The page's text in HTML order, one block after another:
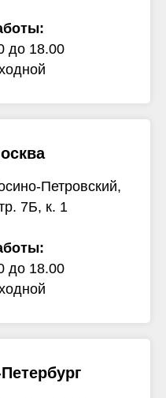
до 18.00
Петровский,
7Б, к. 1
до 18.00